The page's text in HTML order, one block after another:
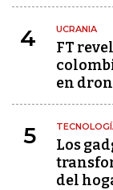
4 UCRANIA
FT
en
5
Los
del